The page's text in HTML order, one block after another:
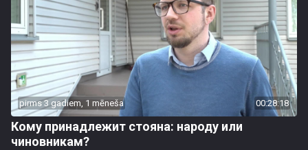
pirms 3 gadiem, 1 mēneša 00:28:18
Кому принадлежит стояна: народу или
чиновникам?